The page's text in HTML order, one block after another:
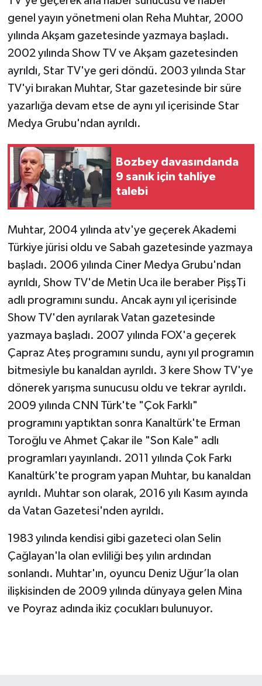
genel yayın yönetmeni olan Reha Muhtar, 2000
yılında Akşam gazetesinde yazmaya başladı.
2002 yılında Show TV ve Akşam gazetesinden
ayrıldı, Star TV'ye geri döndü. 2003 yılında Star
TV'yi bırakan Muhtar, Star gazetesinde bir süre
yazarlığa devam etse de aynı yıl içerisinde Star
Medya Grubu'ndan ayrıldı.
Bozbey davasındanda
9 sanık için tahliye
talebi
Muhtar, 2004 yılında atv'ye geçerek Akademi
Türkiye jürisi oldu ve Sabah gazetesinde yazmaya
başladı. 2006 yılında Ciner Medya Grubu'ndan
ayrıldı, Show TV'de Metin Uca ile beraber PişşTi
adlı programını sundu. Ancak aynı yıl içerisinde
Show TV'den ayrılarak Vatan gazetesinde
yazmaya başladı. 2007 yılında FOX'a geçerek
Çapraz Ateş programını sundu, aynı yıl programın
bitmesiyle bu kanaldan ayrıldı. 3 kere Show TV'ye
dönerek yarışma sunucusu oldu ve tekrar ayrıldı.
2009 yılında CNN Türk'te "Çok Farklı"
programını yaptıktan sonra Kanaltürk'te Erman
Toroğlu ve Ahmet Çakar ile "Son Kale" adlı
programları yayınlandı. 2011 yılında Çok Farkı
Kanaltürk'te program yapan Muhtar, bu kanaldan
ayrıldı. Muhtar son olarak, 2016 yılı Kasım ayında
da Vatan Gazetesi'nden ayrıldı.
1983 yılında kendisi gibi gazeteci olan Selin
Çağlayan'la olan evliliği beş yılın ardından
sonlandı. Muhtar'ın, oyuncu Deniz Uğur’la olan
ilişkisinden de 2009 yılında dünyaya gelen Mina
ve Poyraz adında ikiz çocukları bulunuyor.